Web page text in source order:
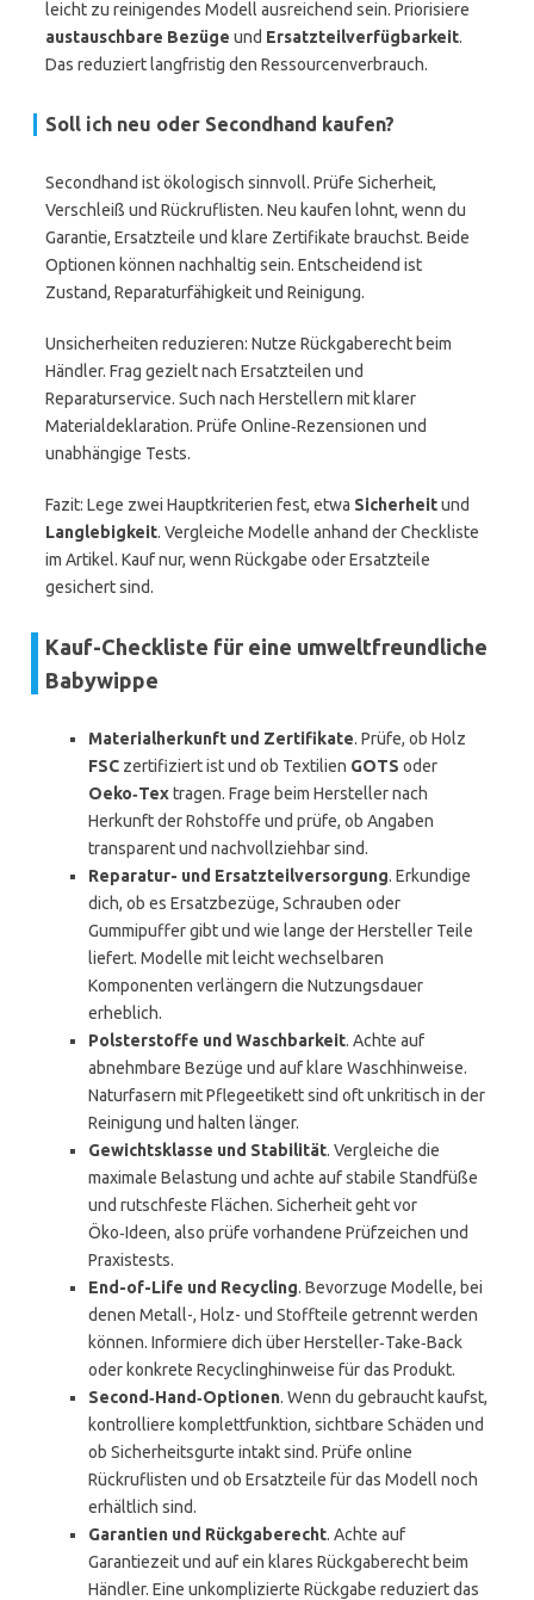
leicht zu reinigendes Modell ausreichend sein. Priorisiere
austauschbare Bezüge und Ersatzteilverfügbarkeit.
Das reduziert langfristig den Ressourcenverbrauch.
Soll ich neu oder Secondhand kaufen?
Secondhand ist ökologisch sinnvoll. Prüfe Sicherheit,
Verschleiß und Rückruflisten. Neu kaufen lohnt, wenn du
Garantie, Ersatzteile und klare Zertifikate brauchst. Beide
Optionen können nachhaltig sein. Entscheidend ist
Zustand, Reparaturfähigkeit und Reinigung.
Unsicherheiten reduzieren: Nutze Rückgaberecht beim
Händler. Frag gezielt nach Ersatzteilen und
Reparaturservice. Such nach Herstellern mit klarer
Materialdeklaration. Prüfe Online‑Rezensionen und
unabhängige Tests.
Fazit: Lege zwei Hauptkriterien fest, etwa Sicherheitund
Langlebigkeit. Vergleiche Modelle anhand der Checkliste
im Artikel. Kauf nur, wenn Rückgabe oder Ersatzteile
gesichert sind.
Kauf-Checkliste für eine umweltfreundliche
Babywippe
Materialherkunft und Zertifikate. Prüfe, ob Holz
FSC zertifiziert ist und ob Textilien GOTS oder
Oeko‑Textragen. Frage beim Hersteller nach
Herkunft der Rohstoffe und prüfe, ob Angaben
transparent und nachvollziehbar sind.
Reparatur- und Ersatzteilversorgung. Erkundige
dich, ob es Ersatzbezüge, Schrauben oder
Gummipuffer gibt und wie lange der Hersteller Teile
liefert. Modelle mit leicht wechselbaren
Komponenten verlängern die Nutzungsdauer
erheblich.
Polsterstoffe und Waschbarkeit. Achte auf
abnehmbare Bezüge und auf klare Waschhinweise.
Naturfasern mit Pflegeetikett sind oft unkritisch in der
Reinigung und halten länger.
Gewichtsklasse und Stabilität. Vergleiche die
maximale Belastung und achte auf stabile Standfüße
und rutschfeste Flächen. Sicherheit geht vor
Öko‑Ideen, also prüfe vorhandene Prüfzeichen und
Praxistests.
End-of-Life und Recycling. Bevorzuge Modelle, bei
denen Metall-, Holz- und Stoffteile getrennt werden
können. Informiere dich über Hersteller‑Take‑Back
oder konkrete Recyclinghinweise für das Produkt.
Second‑Hand‑Optionen. Wenn du gebraucht kaufst,
kontrolliere komplettfunktion, sichtbare Schäden und
ob Sicherheitsgurte intakt sind. Prüfe online
Rückruflisten und ob Ersatzteile für das Modell noch
erhältlich sind.
Garantien und Rückgaberecht. Achte auf
Garantiezeit und auf ein klares Rückgaberecht beim
Händler. Eine unkomplizierte Rückgabe reduziert das